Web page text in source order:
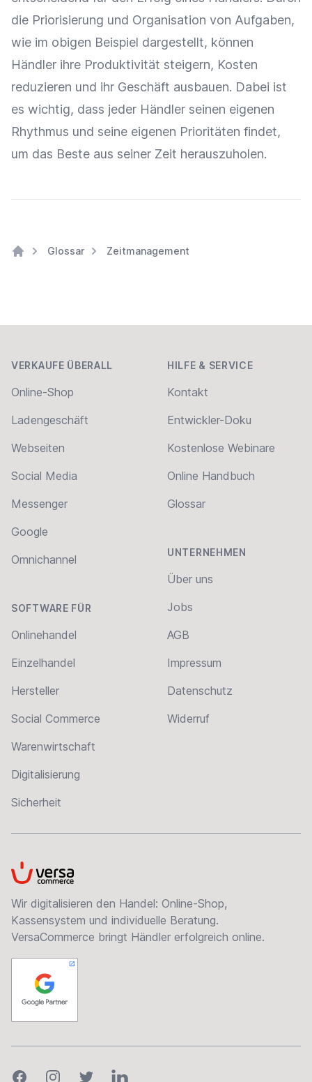
die Priorisierung und Organisation von Aufgaben,
wie im obigen Beispiel dargestellt, können
Händler ihre Produktivität steigern, Kosten
reduzieren und ihr Geschäft ausbauen. Dabei ist
es wichtig, dass jeder Händler seinen eigenen
Rhythmus und seine eigenen Prioritäten findet,
um das Beste aus seiner Zeit herauszuholen.
Glossar Zeitmanagement
VERKAUFE ÜBERALL
Online-Shop
Ladengeschäft
Webseiten
Social Media
Messenger
Google
Omnichannel
SOFTWARE FÜR
Onlinehandel
Einzelhandel
Hersteller
Social Commerce
Warenwirtschaft
Digitalisierung
Sicherheit
HILFE & SERVICE
Kontakt
Entwickler-Doku
Kostenlose Webinare
Online Handbuch
Glossar
UNTERNEHMEN
Über uns
Jobs
AGB
Impressum
Datenschutz
Widerruf
VersaCommerce
Wir digitalisieren den Handel: Online-Shop,
Kassensystem und individuelle Beratung.
VersaCommerce bringt Händler erfolgreich online.
FacebookInstagramTwitterLinkedIn